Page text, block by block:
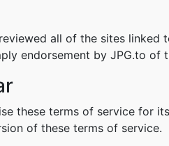
all of the sites
endorsement by JPG.to of
these terms of service for
of these terms of service.